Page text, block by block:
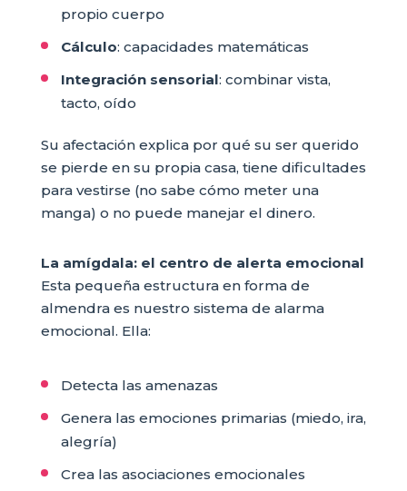
propio cuerpo
Cálculo: capacidades matemáticas
Integración sensorial: combinar vista,
tacto, oído
Su afectación explica por qué su ser querido
se pierde en su propia casa, tiene dificultades
para vestirse (no sabe cómo meter una
manga) o no puede manejar el dinero.
La amígdala: el centro de alerta emocional
Esta pequeña estructura en forma de
almendra es nuestro sistema de alarma
emocional. Ella:
Detecta las amenazas
Genera las emociones primarias (miedo, ira,
alegría)
Crea las asociaciones emocionales